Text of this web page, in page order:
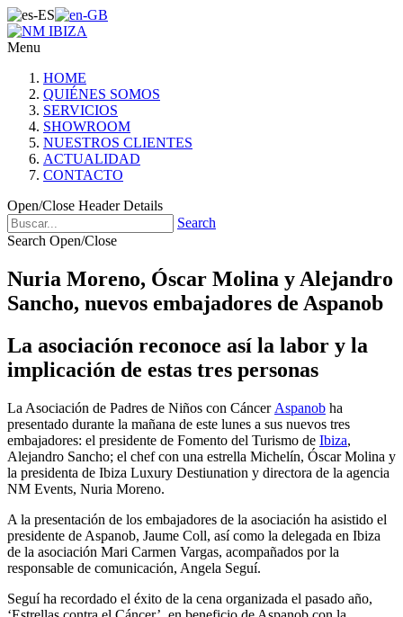
Menu
HOME
QUIÉNES SOMOS
SERVICIOS
SHOWROOM
NUESTROS CLIENTES
ACTUALIDAD
CONTACTO
Open/Close Header Details
Search
Search Open/Close
Nuria Moreno, Óscar Molina y Alejandro
Sancho, nuevos embajadores de Aspanob
La asociación reconoce así la labor y la
implicación de estas tres personas
La Asociación de Padres de Niños con Cáncer Aspanob ha
presentado durante la mañana de este lunes a sus nuevos tres
embajadores: el presidente de Fomento del Turismo de Ibiza,
Alejandro Sancho; el chef con una estrella Michelín, Óscar Molina y
la presidenta de Ibiza Luxury Destiunation y directora de la agencia
NM Events, Nuria Moreno.
A la presentación de los embajadores de la asociación ha asistido el
presidente de Aspanob, Jaume Coll, así como la delegada en Ibiza
de la asociación Mari Carmen Vargas, acompañados por la
responsable de comunicación, Angela Seguí.
Seguí ha recordado el éxito de la cena organizada el pasado año,